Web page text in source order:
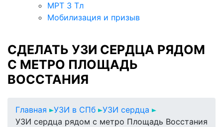
МРТ 3 Тл
Мобилизация и призыв
СДЕЛАТЬ УЗИ СЕРДЦА РЯДОМ
С МЕТРО ПЛОЩАДЬ
ВОССТАНИЯ
Главная УЗИ в СПб
УЗИ сердца
УЗИ сердца рядом с метро Площадь Восстания